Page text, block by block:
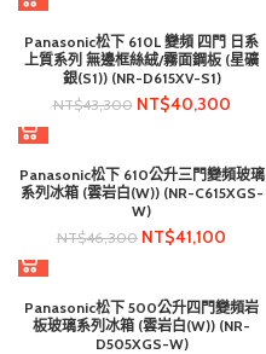
Panasonic松下 610L 變頻 四門 日系
上質系列 無邊框絲絨/霧面鋼板 (星礦
銀(S1)) (NR-D615XV-S1)
NT$43,300 NT$40,300
Panasonic松下 610公升三門變頻玻璃
系列冰箱 (雲岩白(W)) (NR-C615XGS-
W)
NT$46,300 NT$41,100
Panasonic松下 500公升四門變頻岩
板玻璃系列冰箱 (雲岩白(W)) (NR-
D505XGS-W)